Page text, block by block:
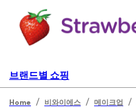
브랜드별 쇼핑
Home / 비와이에스 / 메이크업 /